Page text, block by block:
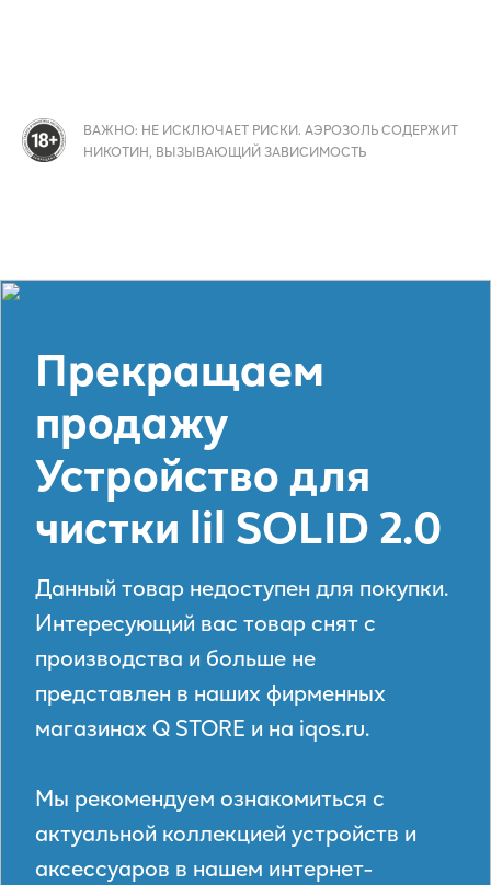
Прекращаем
продажу
Устройство для
чистки lil SOLID 2.0
Данный товар недоступен для покупки.
Интересующий вас товар снят с
производства и больше не
представлен в наших фирменных
магазинах Q STORE и на iqos.ru.
Мы рекомендуем ознакомиться с
актуальной коллекцией устройств и
аксессуаров в нашем интернет-
ВАЖНО: НЕ ИСКЛЮЧАЕТ РИСКИ. АЭРОЗОЛЬ СОДЕРЖИТ
НИКОТИН, ВЫЗЫВАЮЩИЙ ЗАВИСИМОСТЬ